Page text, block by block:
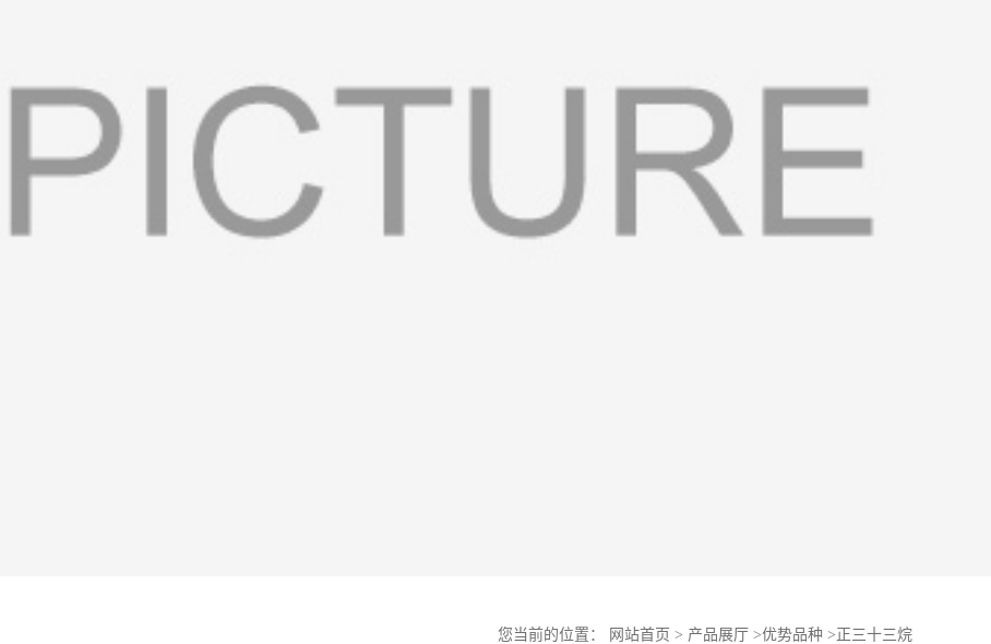
您当前的位置： 网站首页 > 产品展厅 >优势品种 > 正三十三烷